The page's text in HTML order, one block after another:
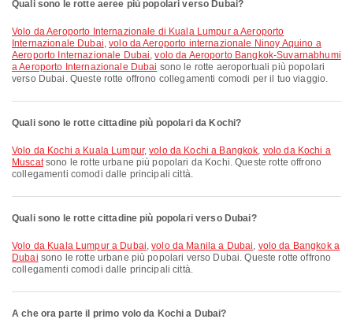
Quali sono le rotte aeree più popolari verso Dubai?
volo da Aeroporto Internazionale di Kuala Lumpur a Aeroporto
Internazionale Dubai,volo da Aeroporto internazionale Ninoy Aquino a
Aeroporto Internazionale Dubai,volo da Aeroporto Bangkok-Suvarnabhumi
a Aeroporto Internazionale Dubai sono le rotte aeroportuali più popolari
verso Dubai. Queste rotte offrono collegamenti comodi per il tuo viaggio.
Quali sono le rotte cittadine più popolari da Kochi?
volo da Kochi a Kuala Lumpur,volo da Kochi a Bangkok, volo da Kochi a
Muscatsono le rotte urbane più popolari da Kochi. Queste rotte offrono
collegamenti comodi dalle principali città.
Quali sono le rotte cittadine più popolari verso Dubai?
volo da Kuala Lumpur a Dubai,volo da Manila a Dubai, volo da Bangkok a
Dubai sono le rotte urbane più popolari verso Dubai. Queste rotte offrono
collegamenti comodi dalle principali città.
A che ora parte il primo volo da Kochi a Dubai?